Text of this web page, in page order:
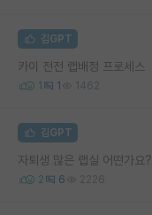
김GPT
카이 전전 랩배정 프로세스
1 1 1462
김GPT
자퇴생 많은 랩실 어떤가요?
2 6 2226